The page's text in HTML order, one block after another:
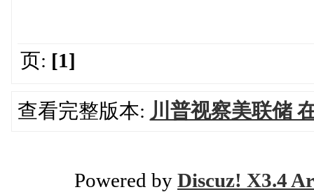
页: [1]
查看完整版本: 川普视察美联储
Powered by Discuz! X3.4